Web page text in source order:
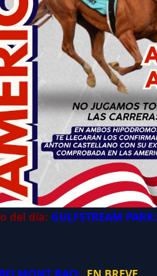
del día: GULFSTREAM PARK: